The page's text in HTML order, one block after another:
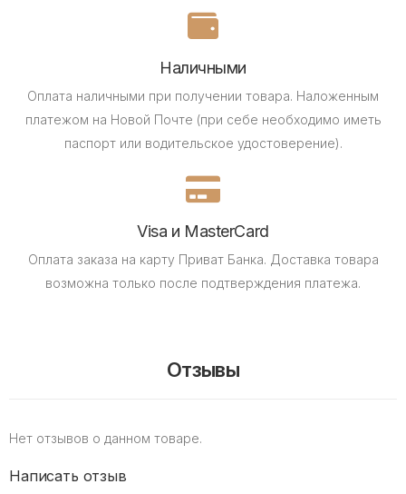
Наличными
Оплата наличными при получении товара. Наложенным
платежом на Новой Почте (при себе необходимо иметь
паспорт или водительское удостоверение).
Visa и MasterCard
Оплата заказа на карту Приват Банка. Доставка товара
возможна только после подтверждения платежа.
Отзывы
Нет отзывов о данном товаре.
Написать отзыв